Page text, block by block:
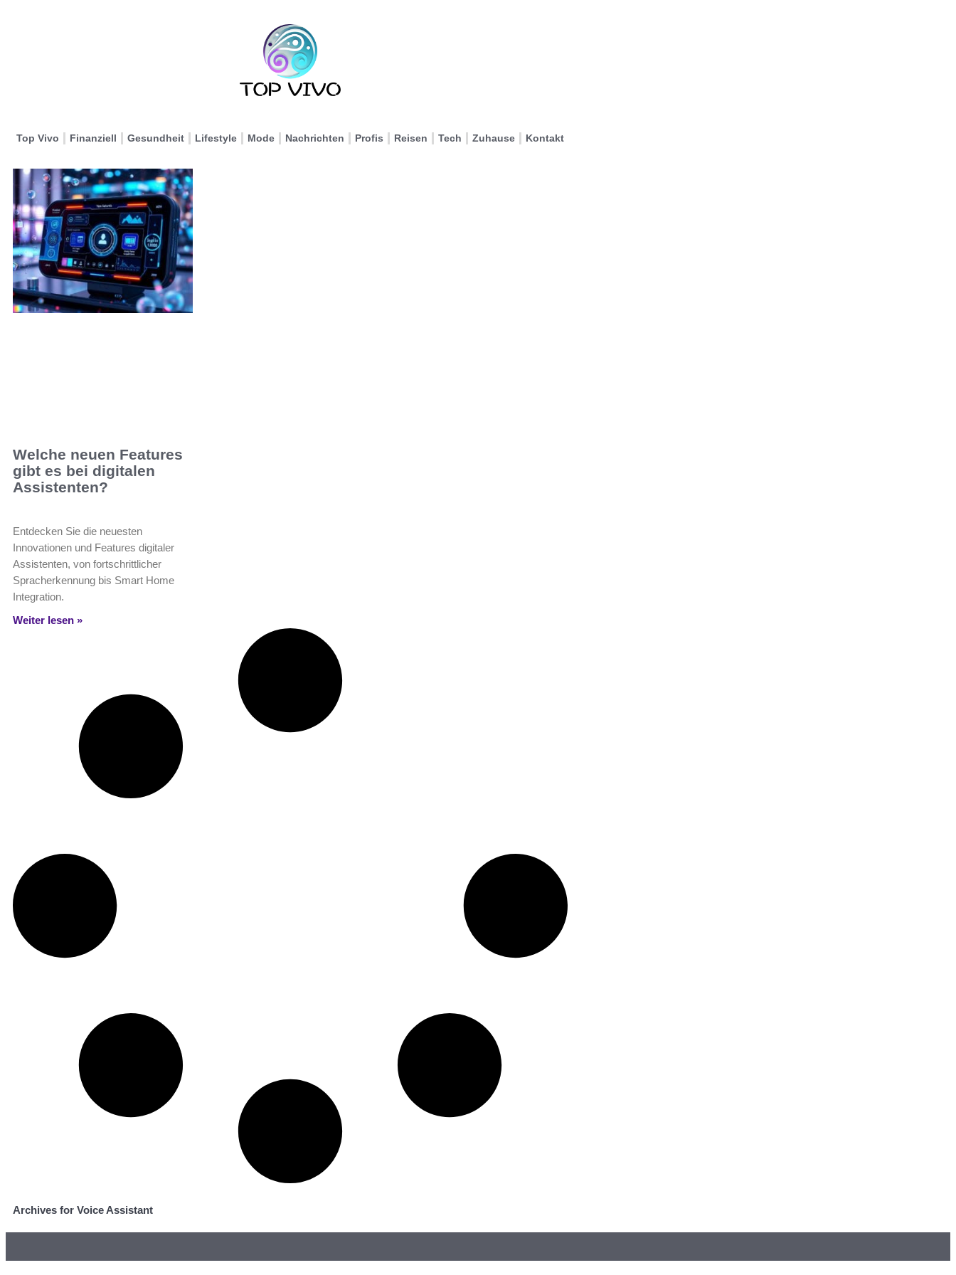
Top Vivo Finanziell Gesundheit Lifestyle Mode Nachrichten Profis Reisen Tech Zuhause Kontakt
Welche neuen Features
gibt es bei digitalen
Assistenten?
Entdecken Sie die neuesten
Innovationen und Features digitaler
Assistenten, von fortschrittlicher
Spracherkennung bis Smart Home
Integration.
Weiter lesen »
Archives for Voice Assistant